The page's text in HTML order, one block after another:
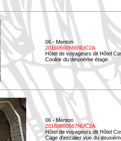
06 - Menton
20160600566NUC2A
Hôtel de voyageurs dit Hôtel
Couloir du deuxième étage.
06 - Menton
20160600567NUC2A
Hôtel de voyageurs dit Hôtel
Cage d'escalier vue du